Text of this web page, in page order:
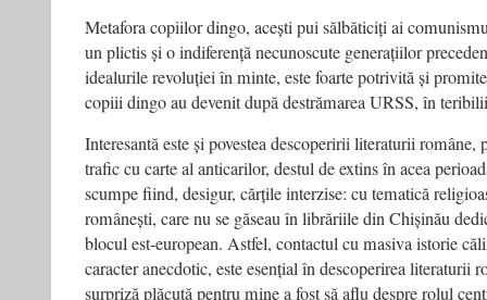
Metafora copiilor dingo, acești pui sălbăticiți ai
un plictis și o indiferență necunoscute generațiilor
idealurile revoluției în minte, este foarte potrivită și
copiii dingo au devenit după destrămarea URSS, în
Interesantă este și povestea descoperirii literaturii
trafic cu carte al anticarilor, destul de extins în acea
scumpe fiind, desigur, cărțile interzise: cu tematică
românești, care nu se găseau în librăriile din Chișinău
blocul est-european. Astfel, contactul cu masiva istorie
caracter anecdotic, este esențial în descoperirea literaturii
surpriză plăcută pentru mine a fost să aflu despre rolul